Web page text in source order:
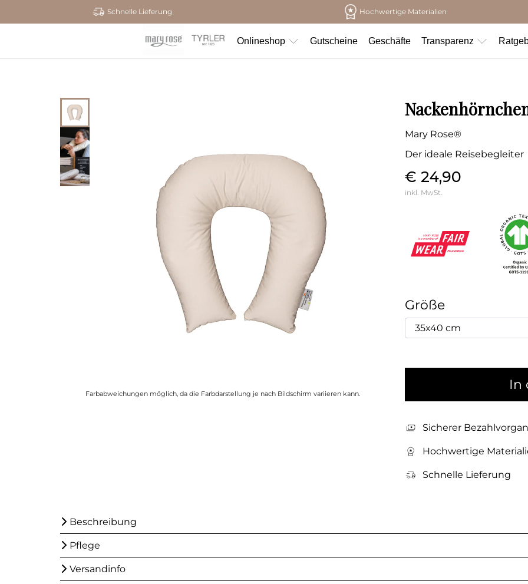
Schnelle Lieferung Hochwertige Materialien
Onlineshop Gutscheine Geschäfte Transparenz
Farbabweichungen möglich, da die Farbdarstellung je nach Bildschirm variieren kann.
Mary Rose®
Der ideale Reisebegleiter
€ 24,90
inkl. MwSt.
Größe
In
Sicherer
Hochwertige
Schnelle Lieferung
Beschreibung
Pflege
Versandinfo